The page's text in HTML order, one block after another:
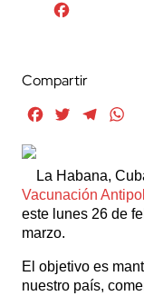
Compartir
FacebookTwitter
La Habana,
Vacunación
este lunes 26 de
marzo.
El objetivo es
nuestro país,